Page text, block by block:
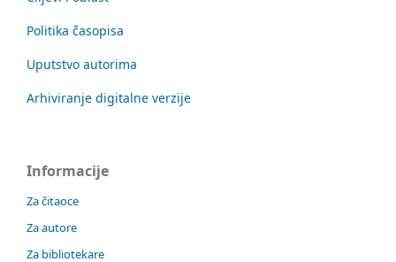
Politika časopisa
Uputstvo autorima
Arhiviranje digitalne verzije
Informacije
Za čitaoce
Za autore
Za bibliotekare